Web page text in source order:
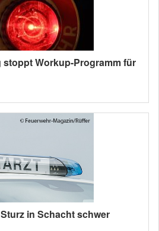
stoppt Workup-Programm für
in Schacht schwer